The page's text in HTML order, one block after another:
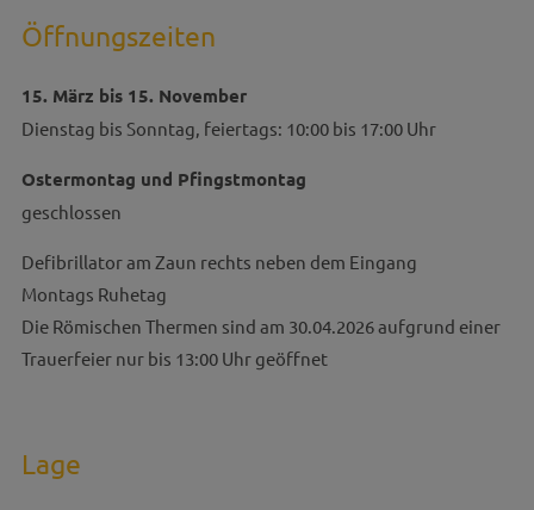
Öffnungszeiten
15. März bis 15. November
Dienstag bis Sonntag, feiertags: 10:00 bis 17:00 Uhr
Ostermontag und Pfingstmontag
geschlossen
Defibrillator am Zaun rechts neben dem Eingang
Montags Ruhetag
Die Römischen Thermen sind am 30.04.2026 aufgrund einer
Trauerfeier nur bis 13:00 Uhr geöffnet
Lage